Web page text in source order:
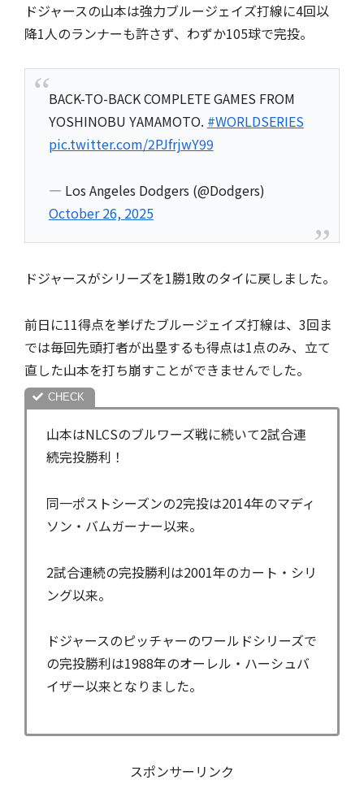
ドジャースの山本は強力ブルージェイズ打線に4回以
降1人のランナーも許さず、わずか105球で完投。
BACK-TO-BACK COMPLETE GAMES FROM
YOSHINOBU YAMAMOTO. #WORLDSERIES
pic.twitter.com/2PJfrjwY99
— Los Angeles Dodgers (@Dodgers)
October 26, 2025
ドジャースがシリーズを1勝1敗のタイに戻しました。
前日に11得点を挙げたブルージェイズ打線は、3回ま
では毎回先頭打者が出塁するも得点は1点のみ、立て
直した山本を打ち崩すことができませんでした。
山本はNLCSのブルワーズ戦に続いて2試合連
続完投勝利！
同一ポストシーズンの2完投は2014年のマディ
ソン・バムガーナー以来。
2試合連続の完投勝利は2001年のカート・シリ
ング以来。
ドジャースのピッチャーのワールドシリーズで
の完投勝利は1988年のオーレル・ハーシュバ
イザー以来となりました。
スポンサーリンク